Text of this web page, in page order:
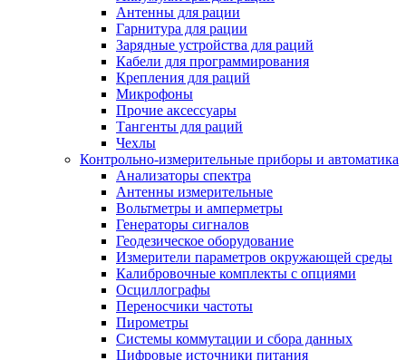
Антенны для рации
Гарнитура для рации
Зарядные устройства для раций
Кабели для программирования
Крепления для раций
Микрофоны
Прочие аксессуары
Тангенты для раций
Чехлы
Контрольно-измерительные приборы и автоматика
Анализаторы спектра
Антенны измерительные
Вольтметры и амперметры
Генераторы сигналов
Геодезическое оборудование
Измерители параметров окружающей среды
Калибровочные комплекты с опциями
Осциллографы
Переносчики частоты
Пирометры
Системы коммутации и сбора данных
Цифровые источники питания